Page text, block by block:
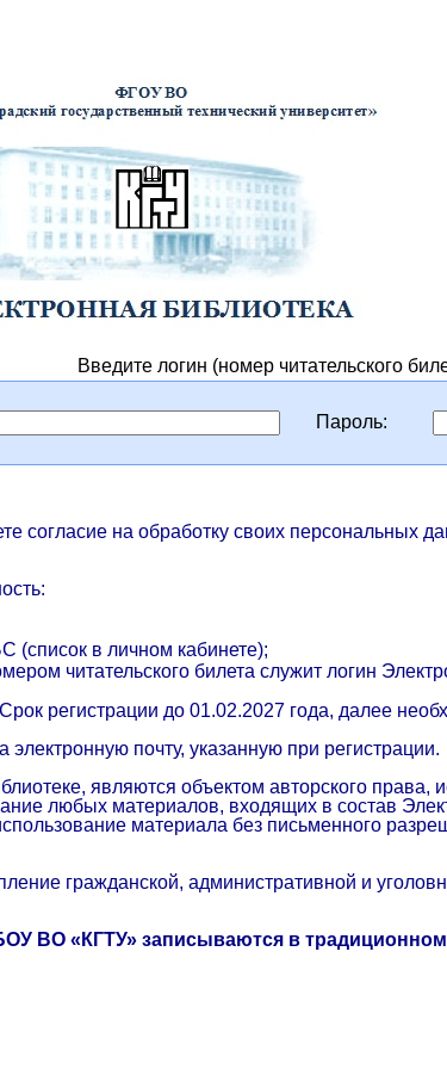
Введите логин (номер читательского
Пароль:
согласие на обработку своих
(список в личном кабинете);
читательского билета служит логин
регистрации до 01.02.2027 года, далее
почту, указанную при регистрации.
являются объектом авторского
любых материалов, входящих в состав
материала без письменного
гражданской, административной и
ВО «КГТУ» записываются в